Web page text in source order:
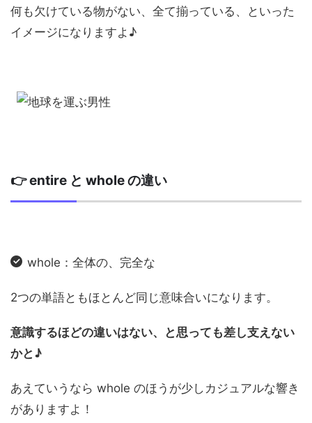
何も欠けている物がない、全て揃っている、といった
イメージになりますよ♪
👉 entire と whole の違い
whole：全体の、完全な
2つの単語ともほとんど同じ意味合いになります。
意識するほどの違いはない、と思っても差し支えない
かと♪
あえていうなら whole のほうが少しカジュアルな響き
がありますよ！